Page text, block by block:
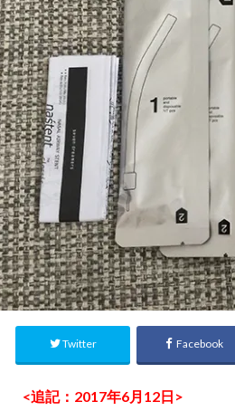
Twitter Facebook
<追記：2017年6月12日>